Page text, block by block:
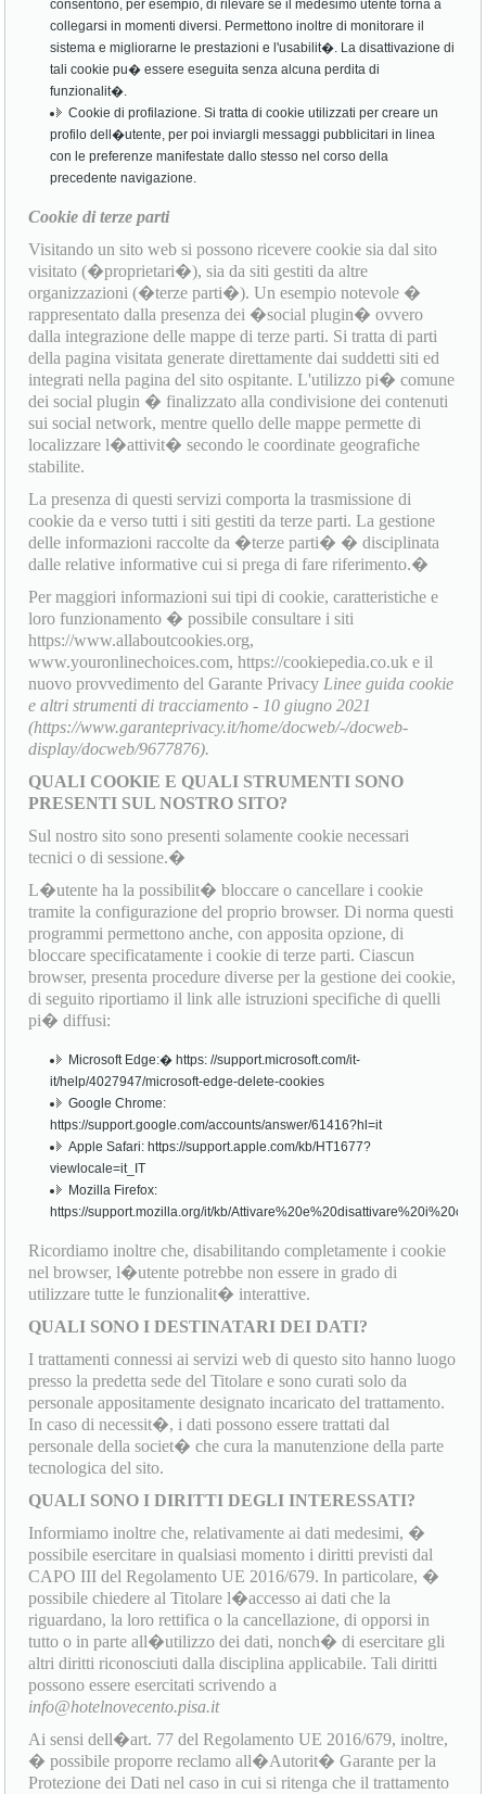
consentono, per esempio, di rilevare se il medesimo utente torna a
collegarsi in momenti diversi. Permettono inoltre di monitorare il
sistema e migliorarne le prestazioni e l'usabilit�. La disattivazione di
tali cookie pu� essere eseguita senza alcuna perdita di
funzionalit�.
Cookie di profilazione. Si tratta di cookie utilizzati per creare un
profilo dell�utente, per poi inviargli messaggi pubblicitari in linea
con le preferenze manifestate dallo stesso nel corso della
precedente navigazione.
Cookie di terze parti
Visitando un sito web si possono ricevere cookie sia dal sito
visitato (�proprietari�), sia da siti gestiti da altre
organizzazioni (�terze parti�). Un esempio notevole �
rappresentato dalla presenza dei �social plugin� ovvero
dalla integrazione delle mappe di terze parti. Si tratta di parti
della pagina visitata generate direttamente dai suddetti siti ed
integrati nella pagina del sito ospitante. L'utilizzo pi� comune
dei social plugin � finalizzato alla condivisione dei contenuti
sui social network, mentre quello delle mappe permette di
localizzare l�attivit� secondo le coordinate geografiche
stabilite.
La presenza di questi servizi comporta la trasmissione di
cookie da e verso tutti i siti gestiti da terze parti. La gestione
delle informazioni raccolte da �terze parti� � disciplinata
dalle relative informative cui si prega di fare riferimento.�
Per maggiori informazioni sui tipi di cookie, caratteristiche e
loro funzionamento � possibile consultare i siti
https://www.allaboutcookies.org,
www.youronlinechoices.com, https://cookiepedia.co.uk e il
nuovo provvedimento del Garante Privacy Linee guida cookie
e altri strumenti di tracciamento - 10 giugno 2021
(https://www.garanteprivacy.it/home/docweb/-/docweb-
display/docweb/9677876).
QUALI COOKIE E QUALI STRUMENTI SONO
PRESENTI SUL NOSTRO SITO?
Sul nostro sito sono presenti solamente cookie necessari
tecnici o di sessione.�
L�utente ha la possibilit� bloccare o cancellare i cookie
tramite la configurazione del proprio browser. Di norma questi
programmi permettono anche, con apposita opzione, di
bloccare specificatamente i cookie di terze parti. Ciascun
browser, presenta procedure diverse per la gestione dei cookie,
di seguito riportiamo il link alle istruzioni specifiche di quelli
pi� diffusi:
Microsoft Edge:� https: //support.microsoft.com/it-
it/help/4027947/microsoft-edge-delete-cookies
Google Chrome:
https://support.google.com/accounts/answer/61416?hl=it
Apple Safari: https://support.apple.com/kb/HT1677?
viewlocale=it_IT
Mozilla Firefox:
https://support.mozilla.org/it/kb/
Ricordiamo inoltre che, disabilitando completamente i cookie
nel browser, l�utente potrebbe non essere in grado di
utilizzare tutte le funzionalit� interattive.
QUALI SONO I DESTINATARI DEI DATI?
I trattamenti connessi ai servizi web di questo sito hanno luogo
presso la predetta sede del Titolare e sono curati solo da
personale appositamente designato incaricato del trattamento.
In caso di necessit�, i dati possono essere trattati dal
personale della societ� che cura la manutenzione della parte
tecnologica del sito.
QUALI SONO I DIRITTI DEGLI INTERESSATI?
Informiamo inoltre che, relativamente ai dati medesimi, �
possibile esercitare in qualsiasi momento i diritti previsti dal
CAPO III del Regolamento UE 2016/679. In particolare, �
possibile chiedere al Titolare l�accesso ai dati che la
riguardano, la loro rettifica o la cancellazione, di opporsi in
tutto o in parte all�utilizzo dei dati, nonch� di esercitare gli
altri diritti riconosciuti dalla disciplina applicabile. Tali diritti
possono essere esercitati scrivendo a
info@hotelnovecento.pisa.it
Ai sensi dell�art. 77 del Regolamento UE 2016/679, inoltre,
� possibile proporre reclamo all�Autorit� Garante per la
Protezione dei Dati nel caso in cui si ritenga che il trattamento